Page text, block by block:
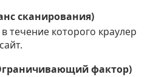
сканирования)
течение которого краулер
фактор)